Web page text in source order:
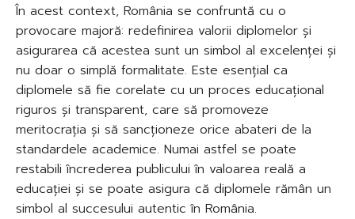
În acest context, România se confruntă cu o
provocare majoră: redefinirea valorii diplomelor și
asigurarea că acestea sunt un simbol al excelenței și
nu doar o simplă formalitate. Este esențial ca
diplomele să fie corelate cu un proces educațional
riguros și transparent, care să promoveze
meritocrația și să sancționeze orice abateri de la
standardele academice. Numai astfel se poate
restabili încrederea publicului în valoarea reală a
educației și se poate asigura că diplomele rămân un
simbol al succesului autentic în România.